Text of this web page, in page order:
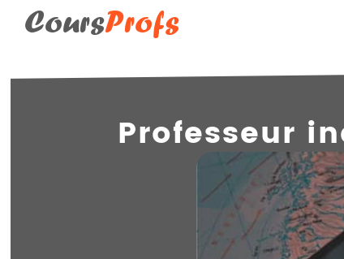
CoursProfs
Professeur